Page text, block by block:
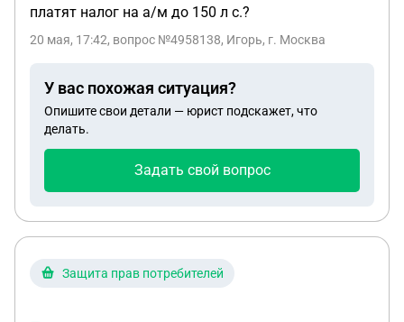
платят налог на а/м до 150 л с.?
20 мая, 17:42, вопрос №4958138, Игорь, г. Москва
У вас похожая ситуация?
Опишите свои детали — юрист подскажет, что
делать.
Задать свой вопрос
Защита прав потребителей